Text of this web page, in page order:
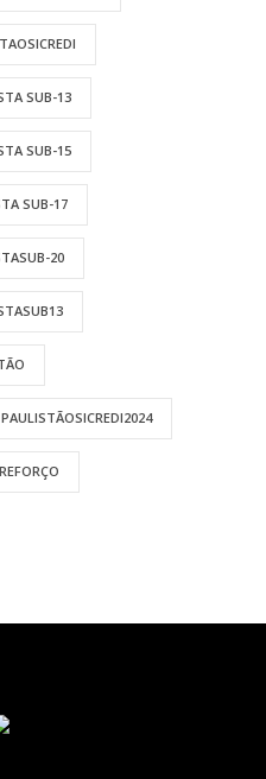
SUB-13
SUB-15
SUB-17
20
PAULISTÃOSICREDI2024
REFORÇO